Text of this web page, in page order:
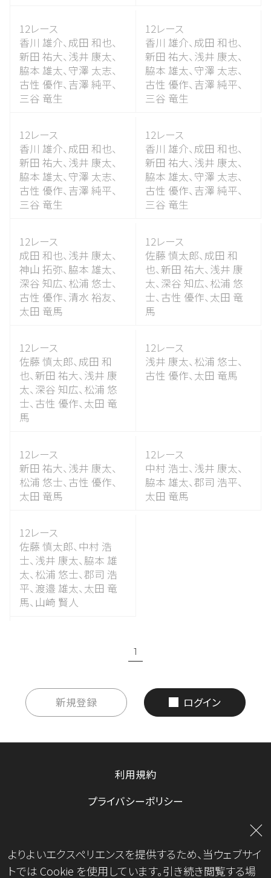
12レース
香川 雄介、 成田 和也、
新田 祐大、 浅井 康太、
脇本 雄太、 守澤 太志、
古性 優作、 吉澤 純平、
三谷 竜生
12レース
香川 雄介、 成田 和也、
新田 祐大、 浅井 康太、
脇本 雄太、 守澤 太志、
古性 優作、 吉澤 純平、
三谷 竜生
12レース
香川 雄介、 成田 和也、
新田 祐大、 浅井 康太、
脇本 雄太、 守澤 太志、
古性 優作、 吉澤 純平、
三谷 竜生
12レース
香川 雄介、 成田 和也、
新田 祐大、 浅井 康太、
脇本 雄太、 守澤 太志、
古性 優作、 吉澤 純平、
三谷 竜生
12レース
成田 和也、 浅井 康太、
神山 拓弥、 脇本 雄太、
深谷 知広、 松浦 悠士、
古性 優作、 清水 裕友、
太田 竜馬
12レース
佐藤 慎太郎、 成田 和
也、 新田 祐大、 浅井 康
太、 深谷 知広、 松浦 悠
士、 古性 優作、 太田 竜
馬
12レース
佐藤 慎太郎、 成田 和
也、新田 祐大、 浅井 康
太、 深谷 知広、 松浦 悠
士、 古性 優作、 太田 竜
馬
12レース
浅井 康太、 松浦 悠士、
古性 優作、 太田 竜馬
12レース
新田 祐大、 浅井 康太、
松浦 悠士、 古性 優作、
太田 竜馬
12レース
中村 浩士、 浅井 康太、
脇本 雄太、郡司 浩平、
太田 竜馬
12レース
佐藤 慎太郎、 中村 浩
士、 浅井 康太、 脇本 雄
太、 松浦 悠士、郡司 浩
平、 渡邉 雄太、 太田 竜
馬、 山崎 賢人
1
新規登録 ログイン
利用規約
プライバシーポリシー
運営会社
よりよいエクスペリエンスを提供するため、当ウェブサイ
トでは Cookie を使用しています。引き続き閲覧する場